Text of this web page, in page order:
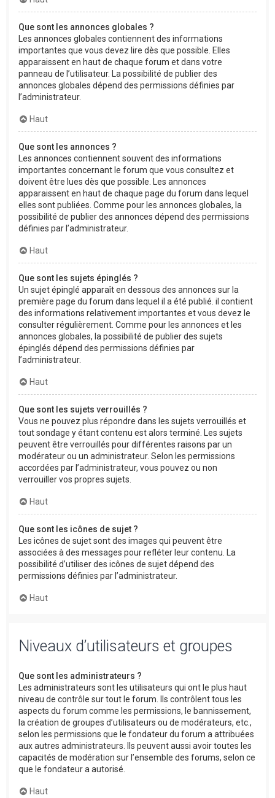
Que sont les annonces globales ?
Les annonces globales contiennent des informations
importantes que vous devez lire dès que possible. Elles
apparaissent en haut de chaque forum et dans votre
panneau de l’utilisateur. La possibilité de publier des
annonces globales dépend des permissions définies par
l’administrateur.
Haut
Que sont les annonces ?
Les annonces contiennent souvent des informations
importantes concernant le forum que vous consultez et
doivent être lues dès que possible. Les annonces
apparaissent en haut de chaque page du forum dans lequel
elles sont publiées. Comme pour les annonces globales, la
possibilité de publier des annonces dépend des permissions
définies par l’administrateur.
Haut
Que sont les sujets épinglés ?
Un sujet épinglé apparaît en dessous des annonces sur la
première page du forum dans lequel il a été publié. il contient
des informations relativement importantes et vous devez le
consulter régulièrement. Comme pour les annonces et les
annonces globales, la possibilité de publier des sujets
épinglés dépend des permissions définies par
l’administrateur.
Haut
Que sont les sujets verrouillés ?
Vous ne pouvez plus répondre dans les sujets verrouillés et
tout sondage y étant contenu est alors terminé. Les sujets
peuvent être verrouillés pour différentes raisons par un
modérateur ou un administrateur. Selon les permissions
accordées par l’administrateur, vous pouvez ou non
verrouiller vos propres sujets.
Haut
Que sont les icônes de sujet ?
Les icônes de sujet sont des images qui peuvent être
associées à des messages pour refléter leur contenu. La
possibilité d’utiliser des icônes de sujet dépend des
permissions définies par l’administrateur.
Haut
Niveaux d’utilisateurs et groupes
Que sont les administrateurs ?
Les administrateurs sont les utilisateurs qui ont le plus haut
niveau de contrôle sur tout le forum. Ils contrôlent tous les
aspects du forum comme les permissions, le bannissement,
la création de groupes d’utilisateurs ou de modérateurs, etc.,
selon les permissions que le fondateur du forum a attribuées
aux autres administrateurs. Ils peuvent aussi avoir toutes les
capacités de modération sur l’ensemble des forums, selon ce
que le fondateur a autorisé.
Haut